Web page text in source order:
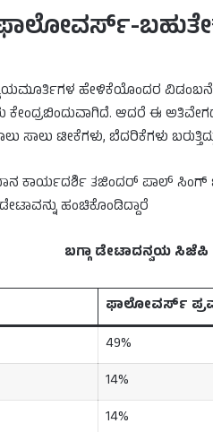
ಹೇಳಿಕೆಯೊಂದರ
ಆದರೆ ಈ
ಸಾಲು ಟೀಕೆಗಳು, ಬೆದರಿಕೆಗಳು
ತಜಿಂದರ್ ಪಾಲ್ ಸಿಂಗ್
ಹಂಚಿಕೊಂಡಿದ್ದಾರೆ
ಬಗ್ಗಾ ಡೇಟಾದನ್ವಯ
ಫಾಲೋವರ್ಸ್
49%
14%
14%